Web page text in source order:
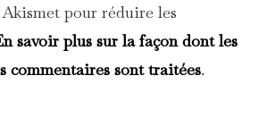
pour réduire les
savoir plus sur la façon dont les
commentaires sont traitées.